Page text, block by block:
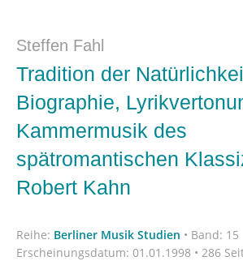
Steffen Fahl
Tradition der
Biographie,
Kammermusik des
spätromantischen
Robert Kahn
Reihe: Berliner Musik Studien • Band: 15
Erscheinungsdatum: 01.01.1998 • 286